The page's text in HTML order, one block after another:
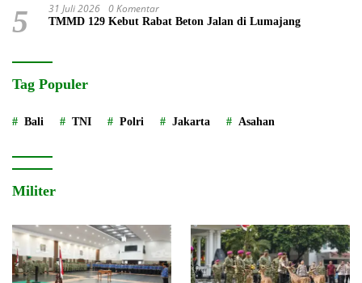
5 31 Juli 2026 0 Komentar
TMMD 129 Kebut Rabat Beton Jalan di Lumajang
Tag Populer
Bali TNI Polri Jakarta Asahan
Militer